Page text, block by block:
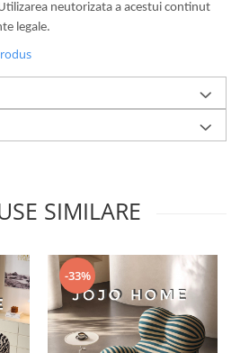
neutorizata a acestui continut
legale.
SIMILARE
-33%